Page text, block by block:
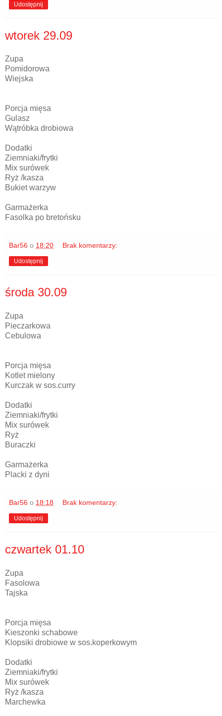
Udostępnij
wtorek 29.09
Zupa
Pomidorowa
Wiejska
Porcja mięsa
Gulasz
Wątróbka drobiowa
Dodatki
Ziemniaki/frytki
Mix surówek
Ryż /kasza
Bukiet warzyw
Garmażerka
Fasolka po bretońsku
Bar56 o 18:20 Brak komentarzy:
Udostępnij
środa 30.09
Zupa
Pieczarkowa
Cebulowa
Porcja mięsa
Kotlet mielony
Kurczak w sos.curry
Dodatki
Ziemniaki/frytki
Mix surówek
Ryż
Buraczki
Garmażerka
Placki z dyni
Bar56 o 18:18 Brak komentarzy:
Udostępnij
czwartek 01.10
Zupa
Fasolowa
Tajska
Porcja mięsa
Kieszonki schabowe
Klopsiki drobiowe w sos.koperkowym
Dodatki
Ziemniaki/frytki
Mix surówek
Ryż /kasza
Marchewka